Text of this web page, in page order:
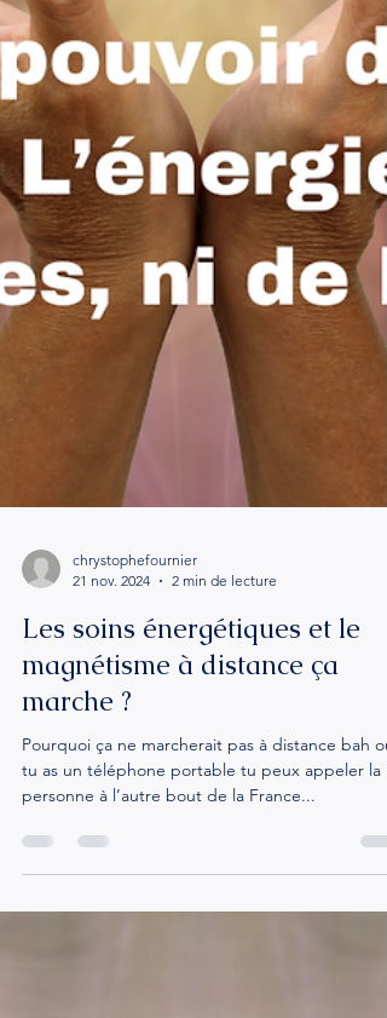
chrystophefournier
21 nov. 2024
2 min de lecture
Les soins énergétiques et le
marche ?
Pourquoi ça ne marcherait pas à distance bah oui :
personne à l’autre bout de la France...